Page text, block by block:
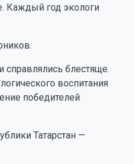
Каждый год экологи
справлялись блестяще.
воспитания
победителей
Татарстан —